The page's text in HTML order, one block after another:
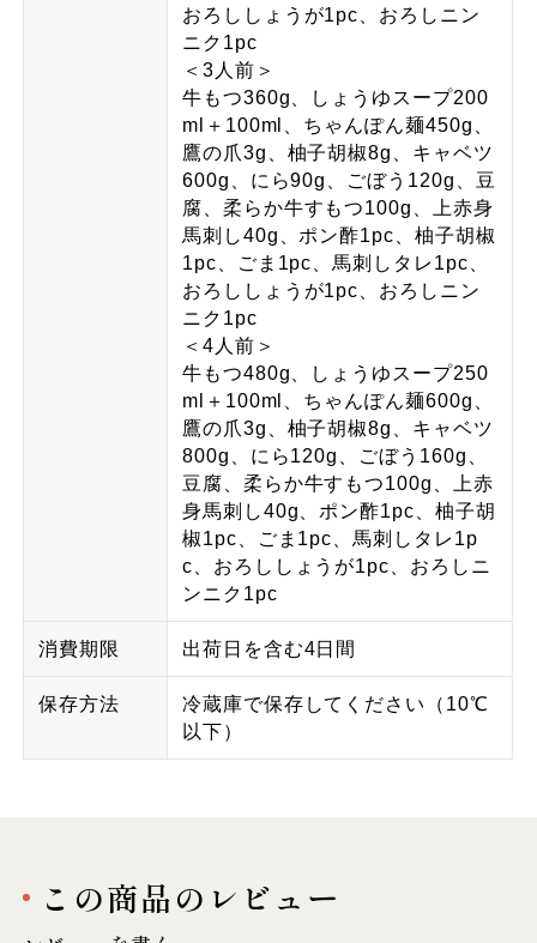
おろししょうが1pc、おろしニン
ニク1pc
＜3人前＞
牛もつ360g、しょうゆスープ200
ml＋100ml、ちゃんぽん麺450g、
鷹の爪3g、柚子胡椒8g、キャベツ
600g、にら90g、ごぼう120g、豆
腐、柔らか牛すもつ100g、上赤身
馬刺し40g、ポン酢1pc、柚子胡椒
1pc、ごま1pc、馬刺しタレ1pc、
おろししょうが1pc、おろしニン
ニク1pc
＜4人前＞
牛もつ480g、しょうゆスープ250
ml＋100ml、ちゃんぽん麺600g、
鷹の爪3g、柚子胡椒8g、キャベツ
800g、にら120g、ごぼう160g、
豆腐、柔らか牛すもつ100g、上赤
身馬刺し40g、ポン酢1pc、柚子胡
椒1pc、ごま1pc、馬刺しタレ1p
c、おろししょうが1pc、おろしニ
ンニク1pc
消費期限 出荷日を含む4日間
保存方法
冷蔵庫で保存してください（10℃
以下）
この商品のレビュー